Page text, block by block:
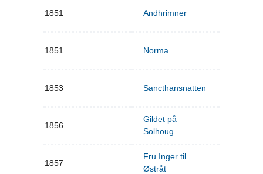
1851 Andhrimner
1851 Norma
1853 Sancthansnatten
1856
Gildet på
Solhoug
1857
Fru Inger til
Østråt